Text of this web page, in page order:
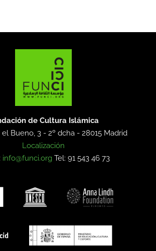
de Cultura Islámica
Bueno, 3 - 2º dcha -28015 Madrid
Localización
info@funci.org Tel: 91 543 46 73